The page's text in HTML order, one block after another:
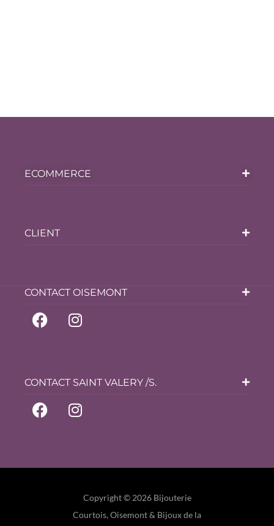
ECOMMERCE
CLIENT
CONTACT OISEMONT
CONTACT SAINT VALERY /S.
Copyright © 2026 Bijouterie
Courtois, Oisemont & Bijoux de la